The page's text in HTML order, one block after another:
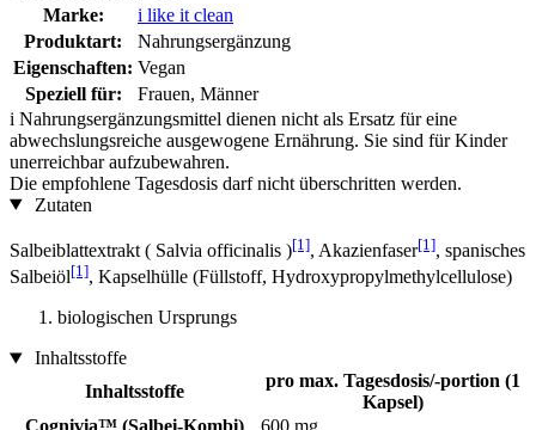
Marke:
i like it clean
Produktart:
Nahrungsergänzung
Eigenschaften: Vegan
Speziell für:
Frauen, Männer
i Nahrungsergänzungsmittel dienen nicht als Ersatz für eine
abwechslungsreiche ausgewogene Ernährung. Sie sind für Kinder
unerreichbar aufzubewahren.
Die empfohlene Tagesdosis darf nicht überschritten werden.
Zutaten
Salbeiblattextrakt ( Salvia officinalis )[1], Akazienfaser[1], spanisches
Salbeiöl[1], Kapselhülle (Füllstoff, Hydroxypropylmethylcellulose)
biologischen Ursprungs
Inhaltsstoffe
Inhaltsstoffe
pro max. Tagesdosis/-portion (1
Kapsel)